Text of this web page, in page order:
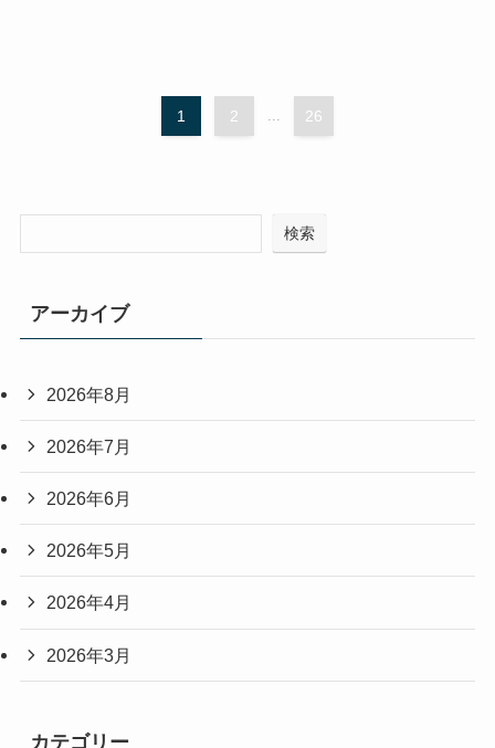
1 2 ... 26
検索
アーカイブ
2026年8月
2026年7月
2026年6月
2026年5月
2026年4月
2026年3月
カテゴリー